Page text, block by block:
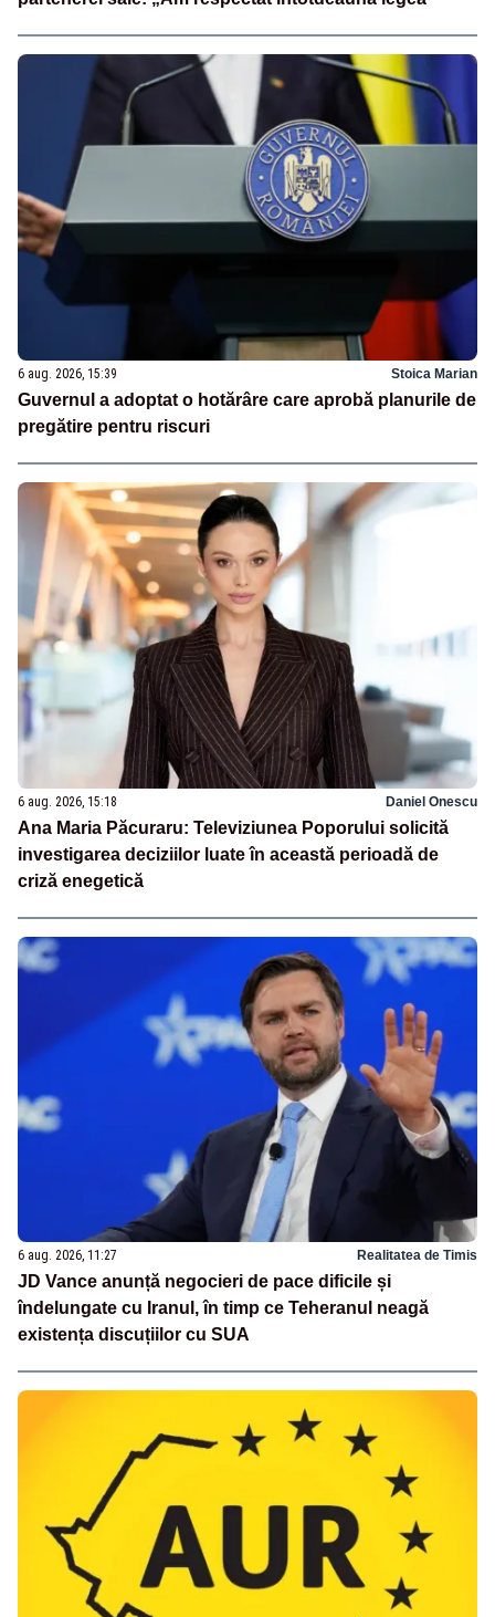
6 aug. 2026, 15:39 Stoica Marian
Guvernul a adoptat o hotărâre care aprobă planurile de
pregătire pentru riscuri
6 aug. 2026, 15:18 Daniel Onescu
Ana Maria Păcuraru: Televiziunea Poporului solicită
investigarea deciziilor luate în această perioadă de
criză enegetică
6 aug. 2026, 11:27 Realitatea de Timis
JD Vance anunță negocieri de pace dificile și
îndelungate cu Iranul, în timp ce Teheranul neagă
existența discuțiilor cu SUA